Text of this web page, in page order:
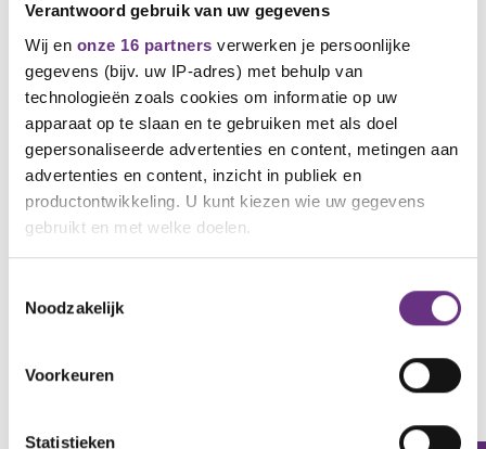
Verantwoord gebruik van uw gegevens
Wij en onze 16 partners verwerken je persoonlijke
gegevens (bijv. uw IP-adres) met behulp van
technologieën zoals cookies om informatie op uw
apparaat op te slaan en te gebruiken met als doel
gepersonaliseerde advertenties en content, metingen aan
advertenties en content, inzicht in publiek en
productontwikkeling. U kunt kiezen wie uw gegevens
gebruikt en met welke doelen.
Informatie verzamelen over uw geografische
Uw apparaat identificeren door het actief te
scannen op specifieke eigenschappen (fingerprinting)
verwerkt en stel uw voorkeuren in het
detailgedeelte in.
Noodzakelijk
Voorkeuren
Statistieken
Maak je collega lid!
Ben je blij met ons? Je kunt ons helpen om nog
meer mensen blij te maken, zoals een nog niet
georganiseerde collega. Hoe meer leden we
hebben, hoe beter we kunnen onderhandelen over
jouw arbeidsvoorwaarden. Een nieuw lid aanmelden
gaat heel eenvoudig, en je krijgt er zelf ook nog iets
moois voor terug. Ga voor informatie en
voorwaarden naarCNV leden werven
bestuurder CNV
M.: 06 51 60 20 52